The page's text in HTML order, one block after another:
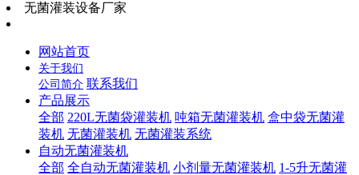
无菌灌装设备厂家
网站首页
关于我们
公司简介 联系我们
产品展示
全部 220L无菌袋灌装机 吨箱无菌灌装机 盒中袋无菌灌
装机 无菌灌装机 无菌灌装系统
自动无菌灌装机
全部 全自动无菌灌装机 小剂量无菌灌装机 1-5升无菌灌